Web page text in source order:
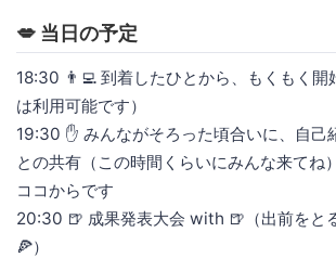
💋 当日の予定
18:30 👨‍💻 到着したひとから、もくもく
は利用可能です）
19:30 ✋ みんながそろった頃合いに、自己
との共有（この時間くらいにみんな来てね
ココからです
20:30 🍺 成果発表大会 with 🍺（出前をと
🍕）